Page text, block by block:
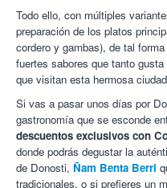
Todo ello, con múltiples
preparación de los platos
cordero y gambas), de tal
fuertes sabores que tanto
que visitan esta hermosa
Si vas a pasar unos días por
gastronomía que se esconde
descuentos exclusivos con
donde podrás degustar la
de Donosti, Ñam Benta Berri
tradicionales, o si prefieres un